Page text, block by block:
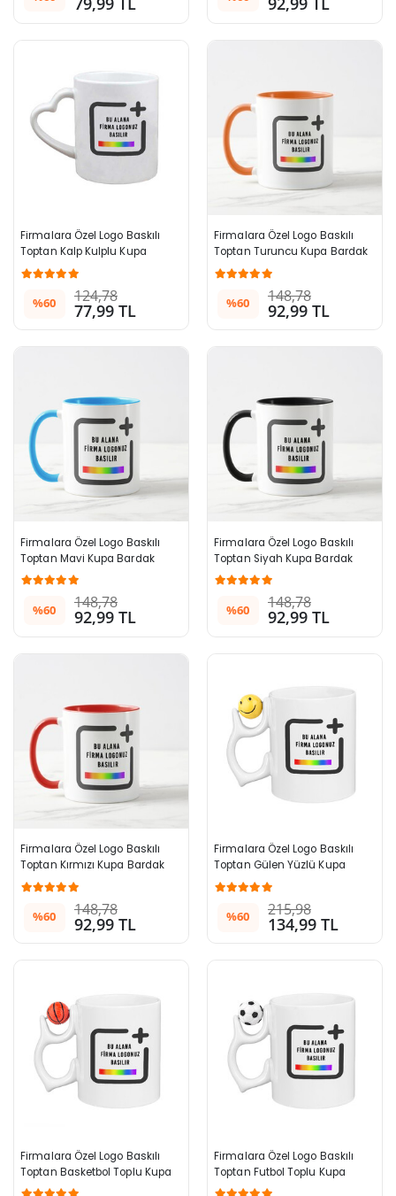
Firmalara Özel Logo Baskılı
Toptan Kalp Kulplu Kupa
Bardak
%60 124,78
77,99 TL
Firmalara Özel Logo Baskılı
Toptan Turuncu Kupa Bardak
%60 148,78
92,99 TL
Firmalara Özel Logo Baskılı
Toptan Mavi Kupa Bardak
%60 148,78
92,99 TL
Firmalara Özel Logo Baskılı
Toptan Siyah Kupa Bardak
%60 148,78
92,99 TL
Firmalara Özel Logo Baskılı
Toptan Kırmızı Kupa Bardak
%60 148,78
92,99 TL
Firmalara Özel Logo Baskılı
Toptan Gülen Yüzlü Kupa
Bardak
%60 215,98
134,99 TL
Firmalara Özel Logo Baskılı
Toptan Basketbol Toplu Kupa
Bardak
Firmalara Özel Logo Baskılı
Toptan Futbol Toplu Kupa
Bardak